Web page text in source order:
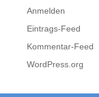
Anmelden
Eintrags-Feed
Kommentar-Feed
WordPress.org